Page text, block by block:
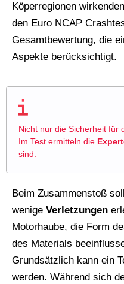
Köperregionen
den Euro NCAP
Gesamtbewertung, die
Aspekte berücksichtigt.
Nicht nur die Sicherheit für
Im Test ermitteln die
sind.
Beim Zusammenstoß
wenige Verletzungen
Motorhaube, die Form
des Materials
Grundsätzlich kann ein
werden. Während sich